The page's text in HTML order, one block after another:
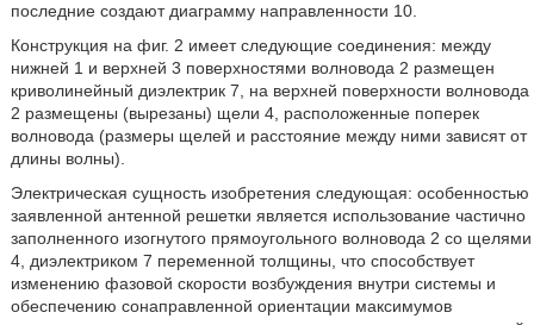
последние создают диаграмму направленности 10.
Конструкция на фиг. 2 имеет следующие соединения: между
нижней 1 и верхней 3 поверхностями волновода 2 размещен
криволинейный диэлектрик 7, на верхней поверхности волновода
2 размещены (вырезаны) щели 4, расположенные поперек
волновода (размеры щелей и расстояние между ними зависят от
длины волны).
Электрическая сущность изобретения следующая: особенностью
заявленной антенной решетки является использование частично
заполненного изогнутого прямоугольного волновода 2 со щелями
4, диэлектриком 7 переменной толщины, что способствует
изменению фазовой скорости возбуждения внутри системы и
обеспечению сонаправленной ориентации максимумов